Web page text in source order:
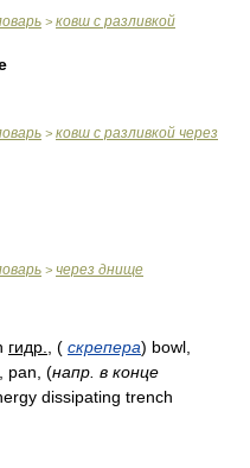
> ковш с разливкой
> ковш с разливкой через
> через днище
гидр. ( скрепера) bowl,
pan, (напр. в конце
dissipating trench